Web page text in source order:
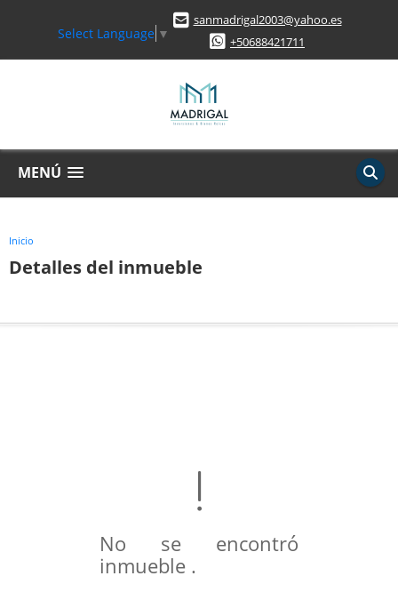
Select Language ▼
sanmadrigal2003@yahoo.es
+50688421711
MENÚ
Inicio
Detalles del inmueble
No se encontró
inmueble .